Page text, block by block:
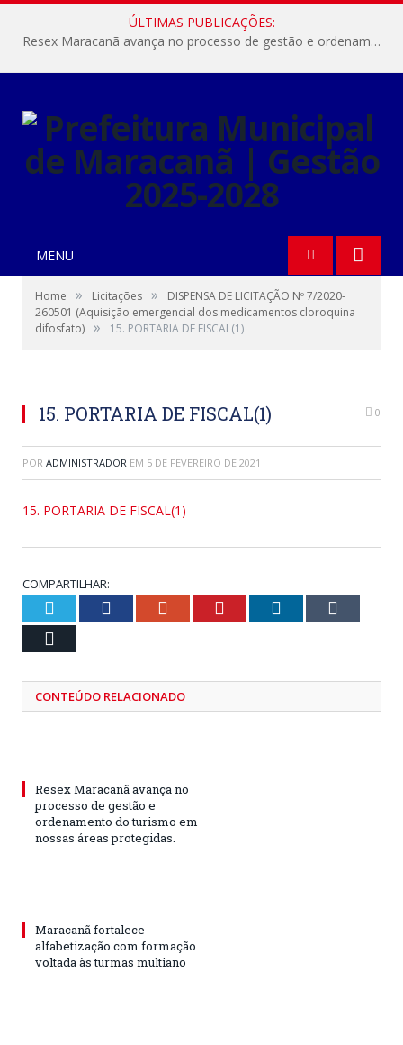
ÚLTIMAS PUBLICAÇÕES:
Resex Maracanã avança no processo de gestão e ordenamento do turismo em nossas áreas protegidas.
MENU
Home » Licitações »
DISPENSA DE LICITAÇÃO Nº 7/2020-
260501 (Aquisição emergencial dos medicamentos cloroquina
difosfato) » 15. PORTARIA DE FISCAL(1)
15. PORTARIA DE FISCAL(1) 0
POR ADMINISTRADOR EM 5 DE FEVEREIRO DE 2021
15. PORTARIA DE FISCAL(1)
COMPARTILHAR:
Twitter Facebook Google+ Pinterest LinkedIn
CONTEÚDO RELACIONADO
Resex Maracanã avança no
processo de gestão e
ordenamento do turismo em
nossas áreas protegidas.
Maracanã fortalece
alfabetização com formação
voltada às turmas multiano